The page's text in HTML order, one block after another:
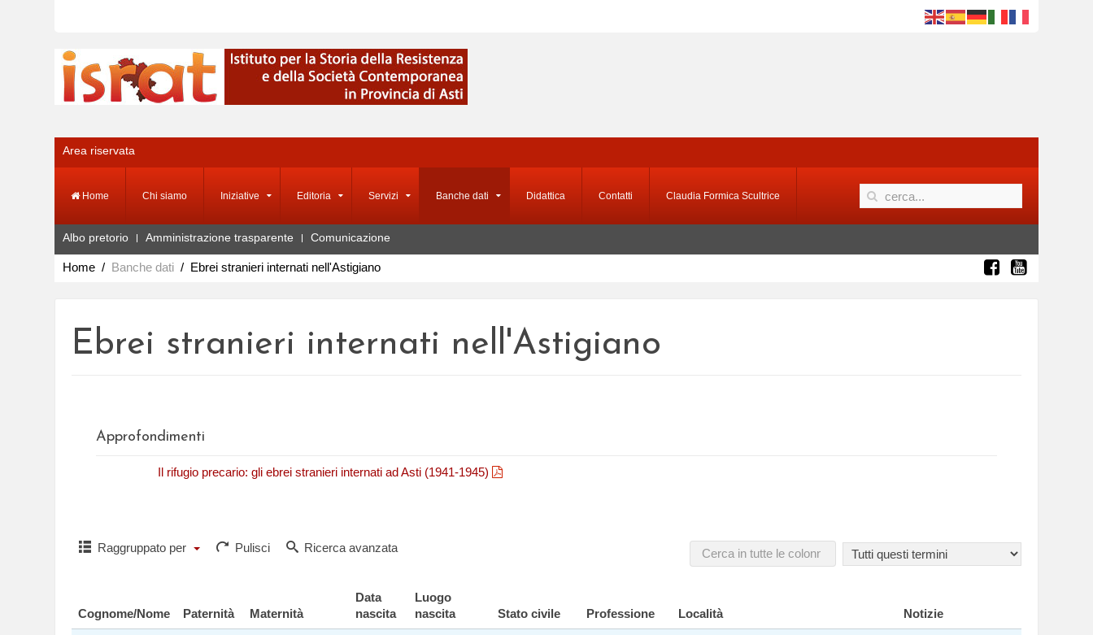
Area riservata
Home Chi siamo Iniziative Editoria Servizi Banche dati Didattica Contatti Claudia Formica Scultrice
Albo pretorio Amministrazione trasparente Comunicazione
Home Banche dati Ebrei stranieri internati nell'Astigiano
Ebrei stranieri internati nell'Astigiano
Approfondimenti
Il rifugio precario: gli ebrei stranieri internati ad Asti (1941-1945)
Raggruppato per Pulisci Ricerca avanzata
Cognome/Nome Paternità Maternità
Data
nascita
Luogo
nascita
Stato civile Professione Località Notizie